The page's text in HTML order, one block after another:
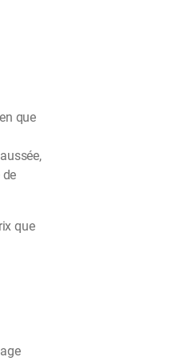
que
que